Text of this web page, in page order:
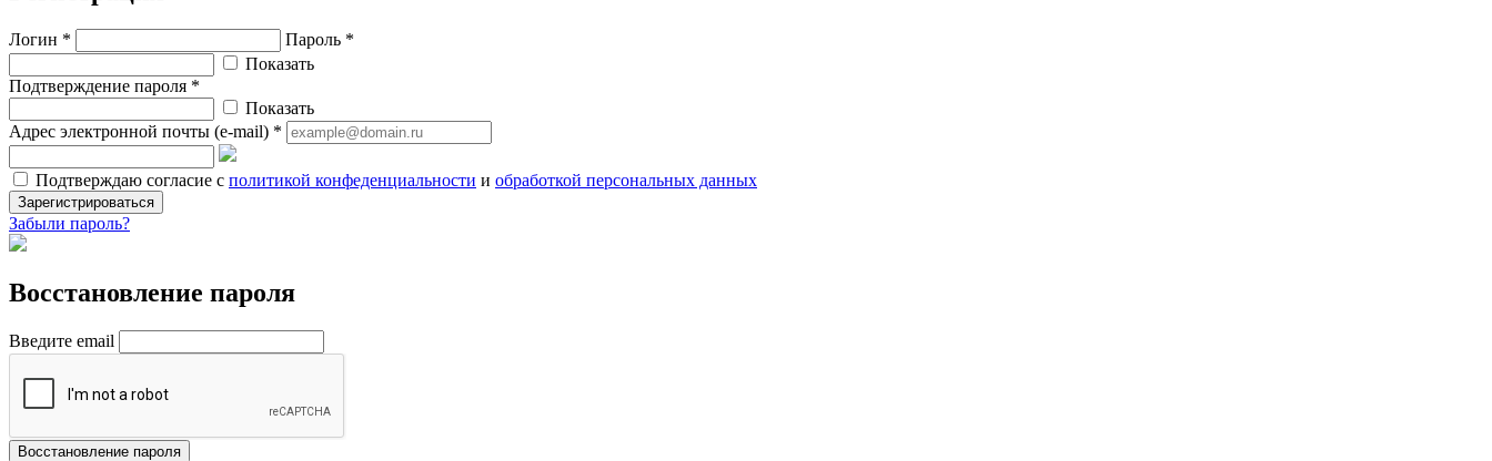
Логин *
Пароль *
Показать
Подтверждение пароля *
Показать
Адрес электронной почты (e-mail) *
Подтверждаю согласие с политикой конфеденциальности и обработкой персональных данных
Зарегистрироваться
Забыли пароль?
Восстановление пароля
Введите email
Восстановление пароля